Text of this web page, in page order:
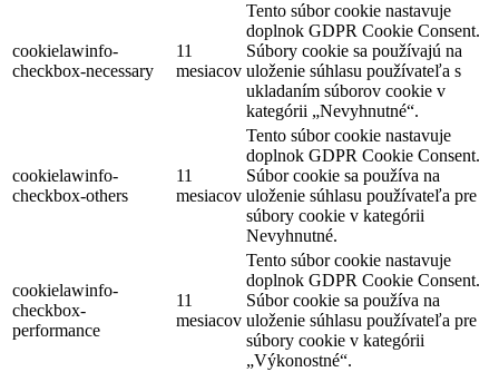
cookielawinfo-
checkbox-necessary
11
mesiacov
Tento súbor cookie nastavuje
doplnok GDPR Cookie Consent.
Súbory cookie sa používajú na
uloženie súhlasu používateľa s
ukladaním súborov cookie v
kategórii „Nevyhnutné“.
cookielawinfo-
checkbox-others
11
mesiacov
Tento súbor cookie nastavuje
doplnok GDPR Cookie Consent.
Súbor cookie sa používa na
uloženie súhlasu používateľa pre
súbory cookie v kategórii
Nevyhnutné.
cookielawinfo-
checkbox-
performance
11
mesiacov
Tento súbor cookie nastavuje
doplnok GDPR Cookie Consent.
Súbor cookie sa používa na
uloženie súhlasu používateľa pre
súbory cookie v kategórii
„Výkonostné“.